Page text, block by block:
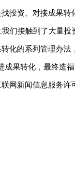
资、对接成果转
接触到了大量投
的系列管理办法
果转化，最终造福
新闻信息服务许